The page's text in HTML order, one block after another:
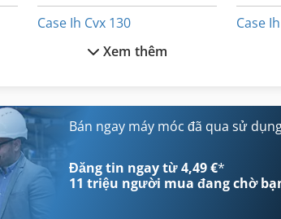
Case Ih Cvx 130
Case Ih Cvx 195
Case Ih Maxxum 140
Case
Xem thêm
Bán ngay máy móc đã qua sử
Đăng tin ngay từ 4,49 €*
11 triệu người mua đang chờ